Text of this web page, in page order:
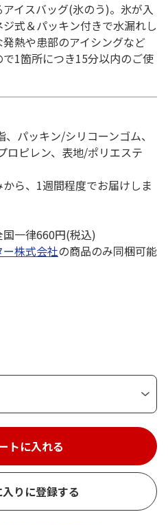
イスバッグ(氷のう)。氷が入
式＆パッキン付きで水漏れし
熱や患部のアイシングなど
1箇所につき15分以内のご使
パッキン/シリコーンゴム、
ロピレン、表地/ポリエステ
ら、1週間程度でお届けしま
一律660円(税込)
株式会社の商品のみ同梱可能
トに入れる
りに登録する